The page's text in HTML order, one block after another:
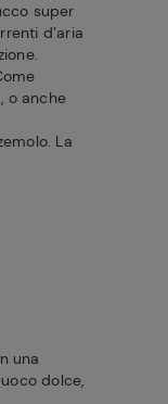
super
d’aria
o anche
La
una
dolce,